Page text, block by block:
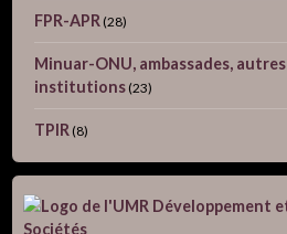
FPR-APR (28)
Minuar-ONU, ambassades, autres
institutions (23)
TPIR (8)